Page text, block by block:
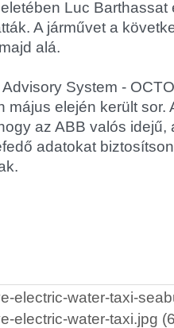
Luc Barthassat
A járművet a
alá.
System -
május elején került sor.
az ABB valós idejű,
adatokat
electric-water-taxi-
electric-water-taxi.jpg